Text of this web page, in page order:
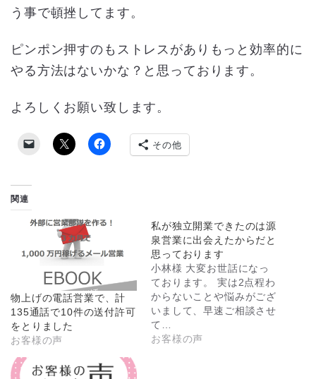
う事で頓挫してます。
ピンポン押すのもストレスがありもっと効率的に
やる方法はないかな？と思っております。
よろしくお願い致します。
その他
関連
物上げの電話営業で、計
135通話で10件の送付許可
をとりました
お客様の声
私が独立開業できたのは源
泉営業に出会えたからだと
思っております
小林様 大変お世話になっ
ております。 実は2点程わ
からないことや悩みがござ
いまして、早速ご相談させ
て…
お客様の声